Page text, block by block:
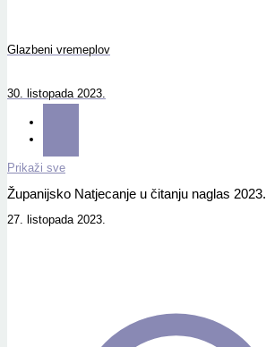
Glazbeni vremeplov
30. listopada 2023.
Prikaži sve
Županijsko Natjecanje u čitanju naglas 2023.
27. listopada 2023.